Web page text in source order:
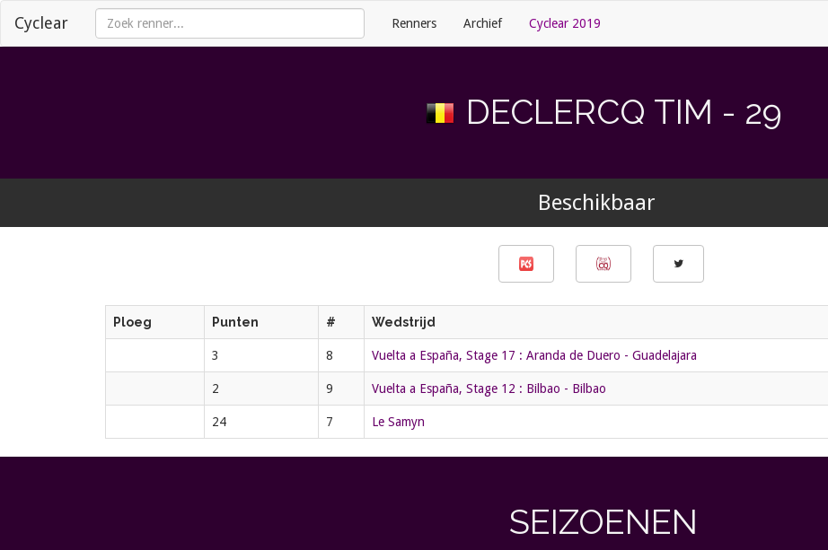
Cyclear Renners Archief Cyclear 2019
DECLERCQ TIM - 29
Beschikbaar
Ploeg Punten # Wedstrijd
3 8 Vuelta a España, Stage 17 : Aranda de Duero - Guadelajara
2 9 Vuelta a España, Stage 12 : Bilbao - Bilbao
24 7 Le Samyn
SEIZOENEN